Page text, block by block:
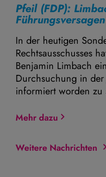
Pfeil (FDP):
Führungsversagen
In der heutigen
Rechtsausschusses
Benjamin Limbach
Durchsuchung in
informiert worden zu
Mehr dazu
Weitere Nachrichten